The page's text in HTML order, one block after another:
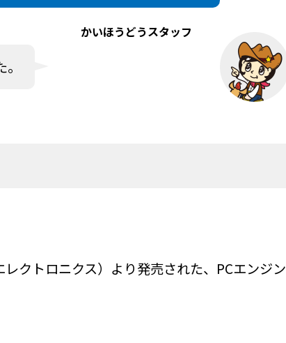
かいほうどうスタッフ
クトロニクス）より発売された、PCエンジン